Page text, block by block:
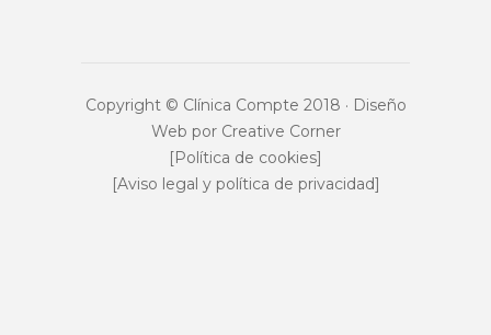
Copyright © Clínica Compte 2018 · Diseño
Web por Creative Corner
[Política de cookies]
[Aviso legal y política de privacidad]